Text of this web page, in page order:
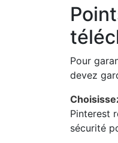
Pour
devez
Pinterest
sécurité